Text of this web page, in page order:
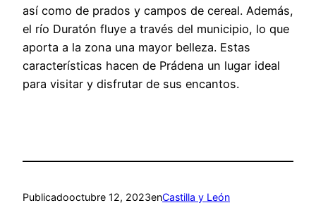
así como de prados y campos de cereal. Además,
el río Duratón fluye a través del municipio, lo que
aporta a la zona una mayor belleza. Estas
características hacen de Prádena un lugar ideal
para visitar y disfrutar de sus encantos.
Publicadooctubre 12, 2023enCastilla y León